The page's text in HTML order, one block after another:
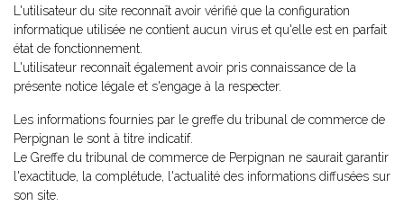
L'utilisateur du site reconnaît avoir vérifié que la configuration
informatique utilisée ne contient aucun virus et qu'elle est en parfait
état de fonctionnement.
L'utilisateur reconnaît également avoir pris connaissance de la
présente notice légale et s'engage à la respecter.
Les informations fournies par le greffe du tribunal de commerce de
Perpignan le sont à titre indicatif.
Le Greffe du tribunal de commerce de Perpignan ne saurait garantir
l'exactitude, la complétude, l'actualité des informations diffusées sur
son site.